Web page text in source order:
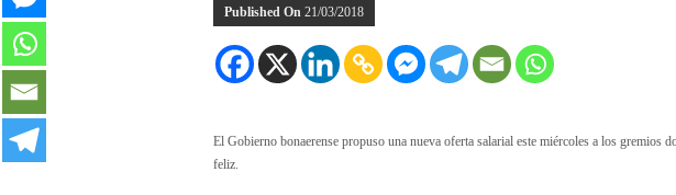
Published On 21/03/2018
El Gobierno bonaerense propuso una nueva oferta salarial este miércoles a los gremios
feliz.